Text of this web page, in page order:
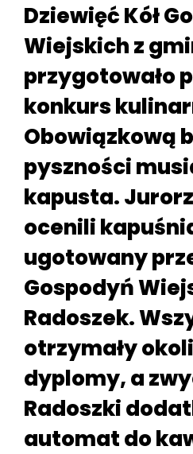
Dziewięć Kół
Wiejskich z
przygotowało
konkurs
Obowiązkową
pyszności
kapusta.
ocenili
ugotowany
Gospodyń
Radoszek.
otrzymały
dyplomy, a
Radoszki
automat do